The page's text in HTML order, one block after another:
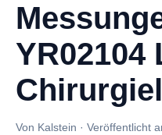
YR02104
Von Kalstein · Veröffentlicht